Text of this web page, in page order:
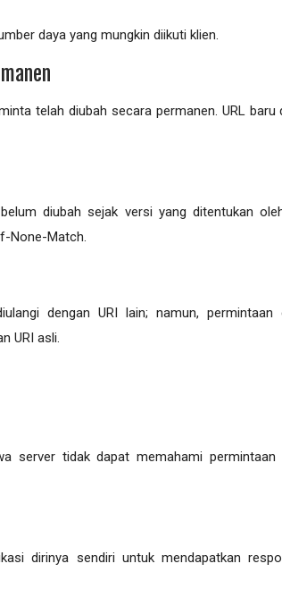
daya yang mungkin diikuti klien.
telah diubah secara permanen. URL baru
diubah sejak versi yang ditentukan
None-Match.
dengan URI lain; namun, permintaan
URI asli.
server tidak dapat memahami permintaan
dirinya sendiri untuk mendapatkan